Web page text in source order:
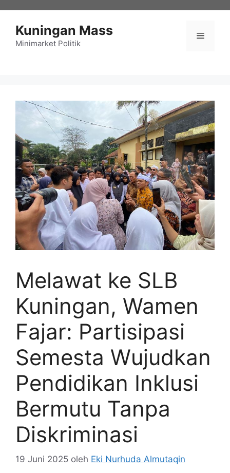
Kuningan Mass
Minimarket Politik
Menu
Melawat ke SLB
Kuningan, Wamen
Fajar: Partisipasi
Semesta Wujudkan
Pendidikan Inklusi
Bermutu Tanpa
Diskriminasi
19 Juni 2025 oleh Eki Nurhuda Almutaqin